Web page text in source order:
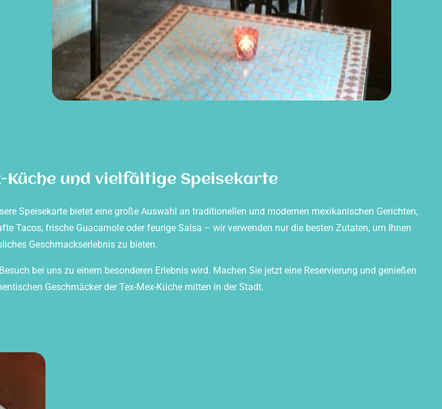
Küche und vielfältige Speisekarte
Speisekarte bietet eine große Auswahl an traditionellen und modernen mexikanischen Gerichten,
Tacos, frische Guacamole oder feurige Salsa – wir verwenden nur die besten Zutaten, um Ihnen
Geschmackserlebnis zu bieten.
bei uns zu einem besonderen Erlebnis wird. Machen Sie jetzt eine Reservierung und genießen
Geschmäcker der Tex-Mex-Küche mitten in der Stadt.